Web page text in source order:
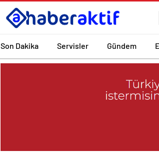
Son Dakika Servisler Gündem